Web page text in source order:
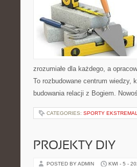
zrozumiałe dla każdego, a
To rozbudowane centrum wiedzy,
budowania relacji z Bogiem.
CATEGORIES: SPORTY
PROJEKTY DIY
POSTED BY ADMIN KWI - 5 -